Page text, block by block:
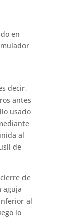
en
decir,
antes
usado
al
de
de
aguja
al
lo